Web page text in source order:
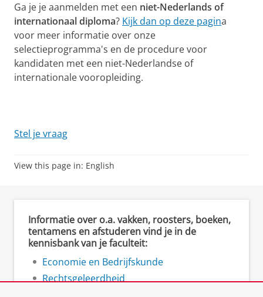
Ga je je aanmelden met een niet-Nederlands of
internationaal diploma? Kijk dan op deze pagina
voor meer informatie over onze
selectieprogramma's en de procedure voor
kandidaten met een niet-Nederlandse of
internationale vooropleiding.
Stel je vraag
View this page in: English
Informatie over o.a. vakken, roosters, boeken,
tentamens en afstuderen vind je in de
kennisbank van je faculteit:
Economie en Bedrijfskunde
Rechtsgeleerdheid